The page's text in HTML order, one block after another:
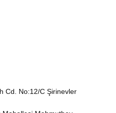
Cd. No:12/C Şirinevler